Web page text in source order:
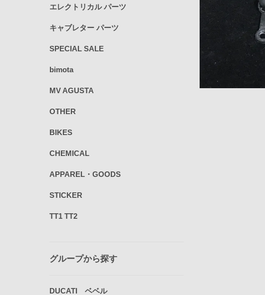
エレクトリカル パーツ
キャブレター パーツ
SPECIAL SALE
bimota
MV AGUSTA
OTHER
BIKES
CHEMICAL
APPAREL・GOODS
STICKER
TT1 TT2
グループから探す
DUCATI ベベル